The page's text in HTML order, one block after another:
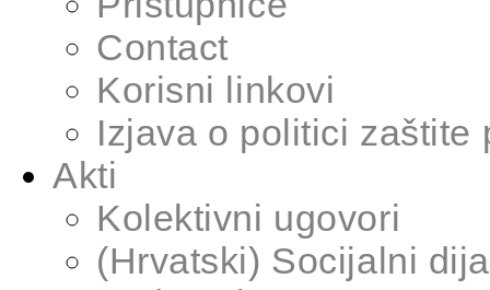
Contact
Korisni linkovi
Izjava o politici zaštite
Akti
Kolektivni ugovori
(Hrvatski) Socijalni